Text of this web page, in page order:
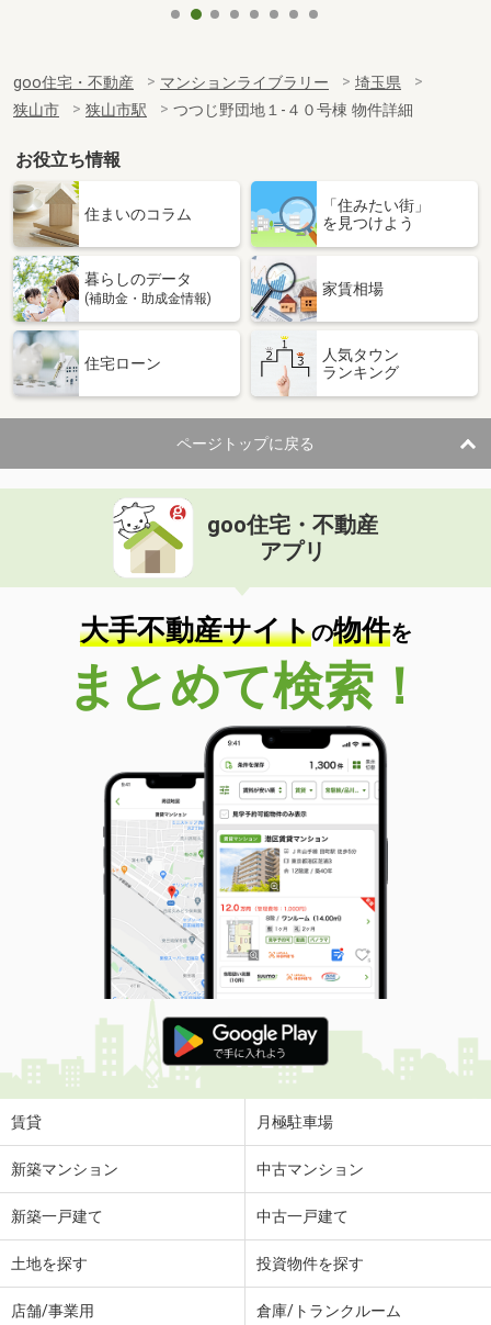
goo住宅・不動産 マンションライブラリー
埼玉県
狭山市
狭山市駅 つつじ野団地１-４０号棟 物件詳細
お役立ち情報
住まいのコラム
「住みたい街」
を見つけよう
暮らしのデータ
(補助金・助成金情報)
家賃相場
住宅ローン
人気タウン
ランキング
ページトップに戻る
goo住宅・不動産
アプリ
大手不動産サイトの物件を
まとめて検索！
賃貸 月極駐車場
新築マンション 中古マンション
新築一戸建て 中古一戸建て
土地を探す 投資物件を探す
店舗/事業用 倉庫/トランクルーム